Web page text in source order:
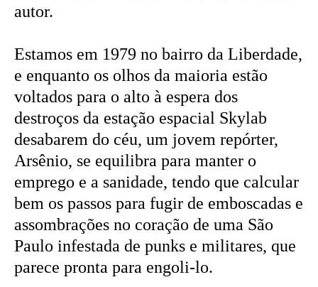
autor.
Estamos em 1979 no bairro da Liberdade,
e enquanto os olhos da maioria estão
voltados para o alto à espera dos
destroços da estação espacial Skylab
desabarem do céu, um jovem repórter,
Arsênio, se equilibra para manter o
emprego e a sanidade, tendo que calcular
bem os passos para fugir de emboscadas e
assombrações no coração de uma São
Paulo infestada de punks e militares, que
parece pronta para engoli-lo.